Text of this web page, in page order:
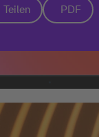
Teilen PDF